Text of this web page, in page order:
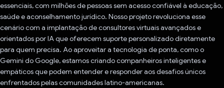
essenciais, com milhões de pessoas sem acesso confiável à educação,
saúde e aconselhamento jurídico. Nosso projeto revoluciona esse
cenário com a implantação de consultores virtuais avançados e
orientados por IA que oferecem suporte personalizado diretamente
para quem precisa. Ao aproveitar a tecnologia de ponta, como o
Gemini do Google, estamos criando companheiros inteligentes e
empáticos que podem entender e responder aos desafios únicos
enfrentados pelas comunidades latino-americanas.